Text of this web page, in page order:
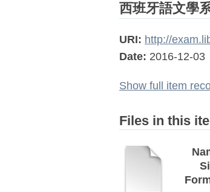
西班牙語文學
URI: http://
Date: 2016-12-03
Show full item
Files in this